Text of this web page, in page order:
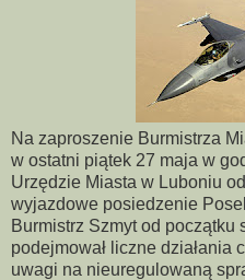
Na zaproszenie Burmistrza
w ostatni piątek 27 maja w
Urzędzie Miasta w Luboniu
wyjazdowe posiedzenie
Burmistrz Szmyt od początku
podejmował liczne działania
uwagi na nieuregulowaną